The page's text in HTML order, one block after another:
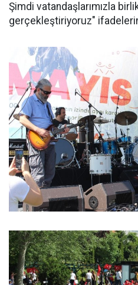
Şimdi vatandaşlarımızla
gerçekleştiriyoruz"